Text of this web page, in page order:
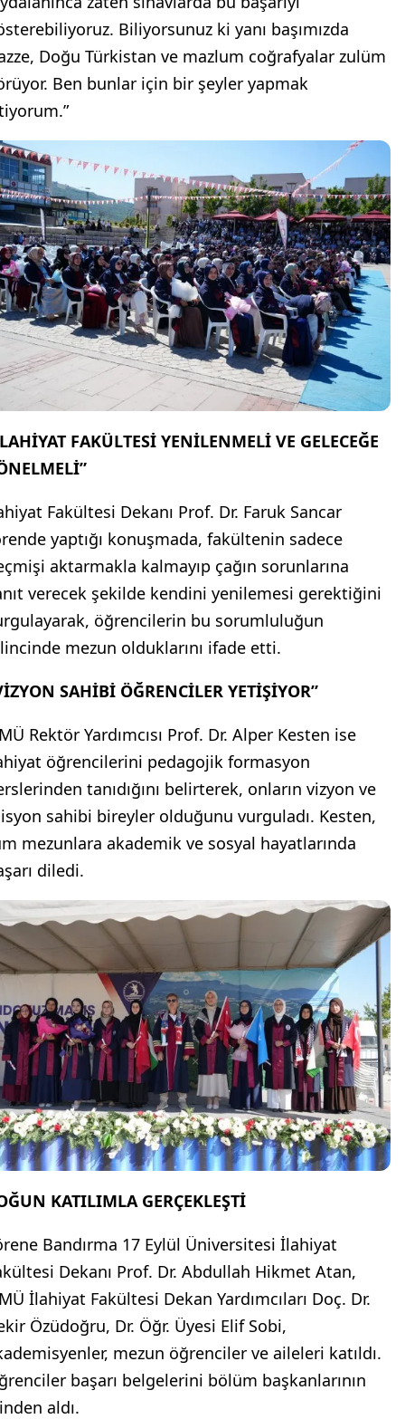
Biliyorsunuz ki yanı başımızda
Doğu Türkistan ve mazlum coğrafyalar zulüm
Ben bunlar için bir şeyler yapmak
FAKÜLTESİ YENİLENMELİ VE GELECEĞE
Fakültesi Dekanı Prof. Dr. Faruk Sancar
yaptığı konuşmada, fakültenin sadece
aktarmakla kalmayıp çağın sorunlarına
verecek şekilde kendini yenilemesi gerektiğini
öğrencilerin bu sorumluluğun
mezun olduklarını ifade etti.
SAHİBİ ÖĞRENCİLER YETİŞİYOR”
Rektör Yardımcısı Prof. Dr. Alper Kesten ise
öğrencilerini pedagojik formasyon
tanıdığını belirterek, onların vizyon ve
sahibi bireyler olduğunu vurguladı. Kesten,
mezunlara akademik ve sosyal hayatlarında
diledi.
KATILIMLA GERÇEKLEŞTİ
Bandırma 17 Eylül Üniversitesi İlahiyat
Dekanı Prof. Dr. Abdullah Hikmet Atan,
İlahiyat Fakültesi Dekan Yardımcıları Doç. Dr.
Özüdoğru, Dr. Öğr. Üyesi Elif Sobi,
mezun öğrenciler ve aileleri katıldı.
başarı belgelerini bölüm başkanlarının
aldı.